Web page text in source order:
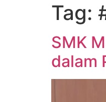
Tag:
SMK
dalam